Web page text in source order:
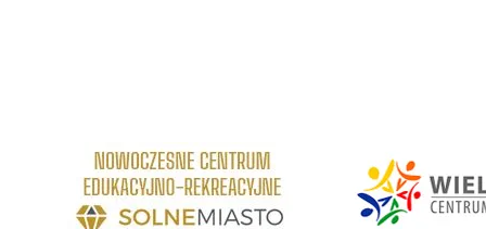
link do strony Centrum Edukacyjno Rekreacyjne